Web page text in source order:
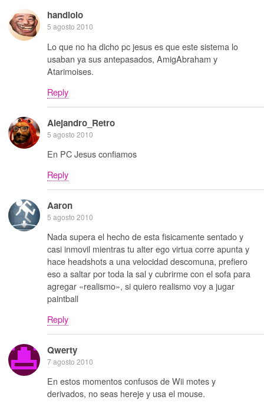
handlolo
5 agosto 2010
Lo que no ha dicho pc jesus es que este sistema lo
usaban ya sus antepasados, AmigAbraham y
Atarimoises.
Reply
Alejandro_Retro
5 agosto 2010
En PC Jesus confiamos
Reply
Aaron
5 agosto 2010
Nada supera el hecho de esta fisicamente sentado y
casi inmovil mientras tu alter ego virtua corre apunta y
hace headshots a una velocidad descomuna, prefiero
eso a saltar por toda la sal y cubrirme con el sofa para
agregar «realismo», si quiero realismo voy a jugar
paintball
Reply
Qwerty
7 agosto 2010
En estos momentos confusos de Wii motes y
derivados, no seas hereje y usa el mouse.